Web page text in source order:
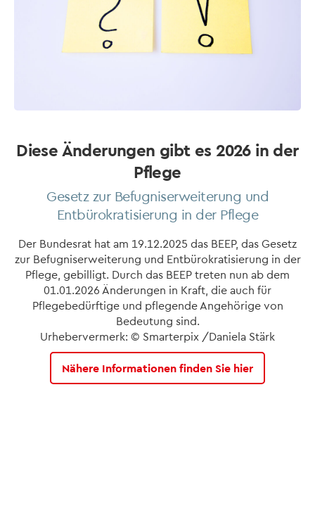
Diese Änderungen gibt es 2026 in der
Pflege
Gesetz zur Befugniserweiterung und
Entbürokratisierung in der Pflege
Der Bundesrat hat am 19.12.2025 das BEEP, das Gesetz
zur Befugniserweiterung und Entbürokratisierung in der
Pflege, gebilligt. Durch das BEEP treten nun ab dem
01.01.2026 Änderungen in Kraft, die auch für
Pflegebedürftige und pflegende Angehörige von
Bedeutung sind.
Urhebervermerk: © Smarterpix /Daniela Stärk
Nähere Informationen finden Sie hier